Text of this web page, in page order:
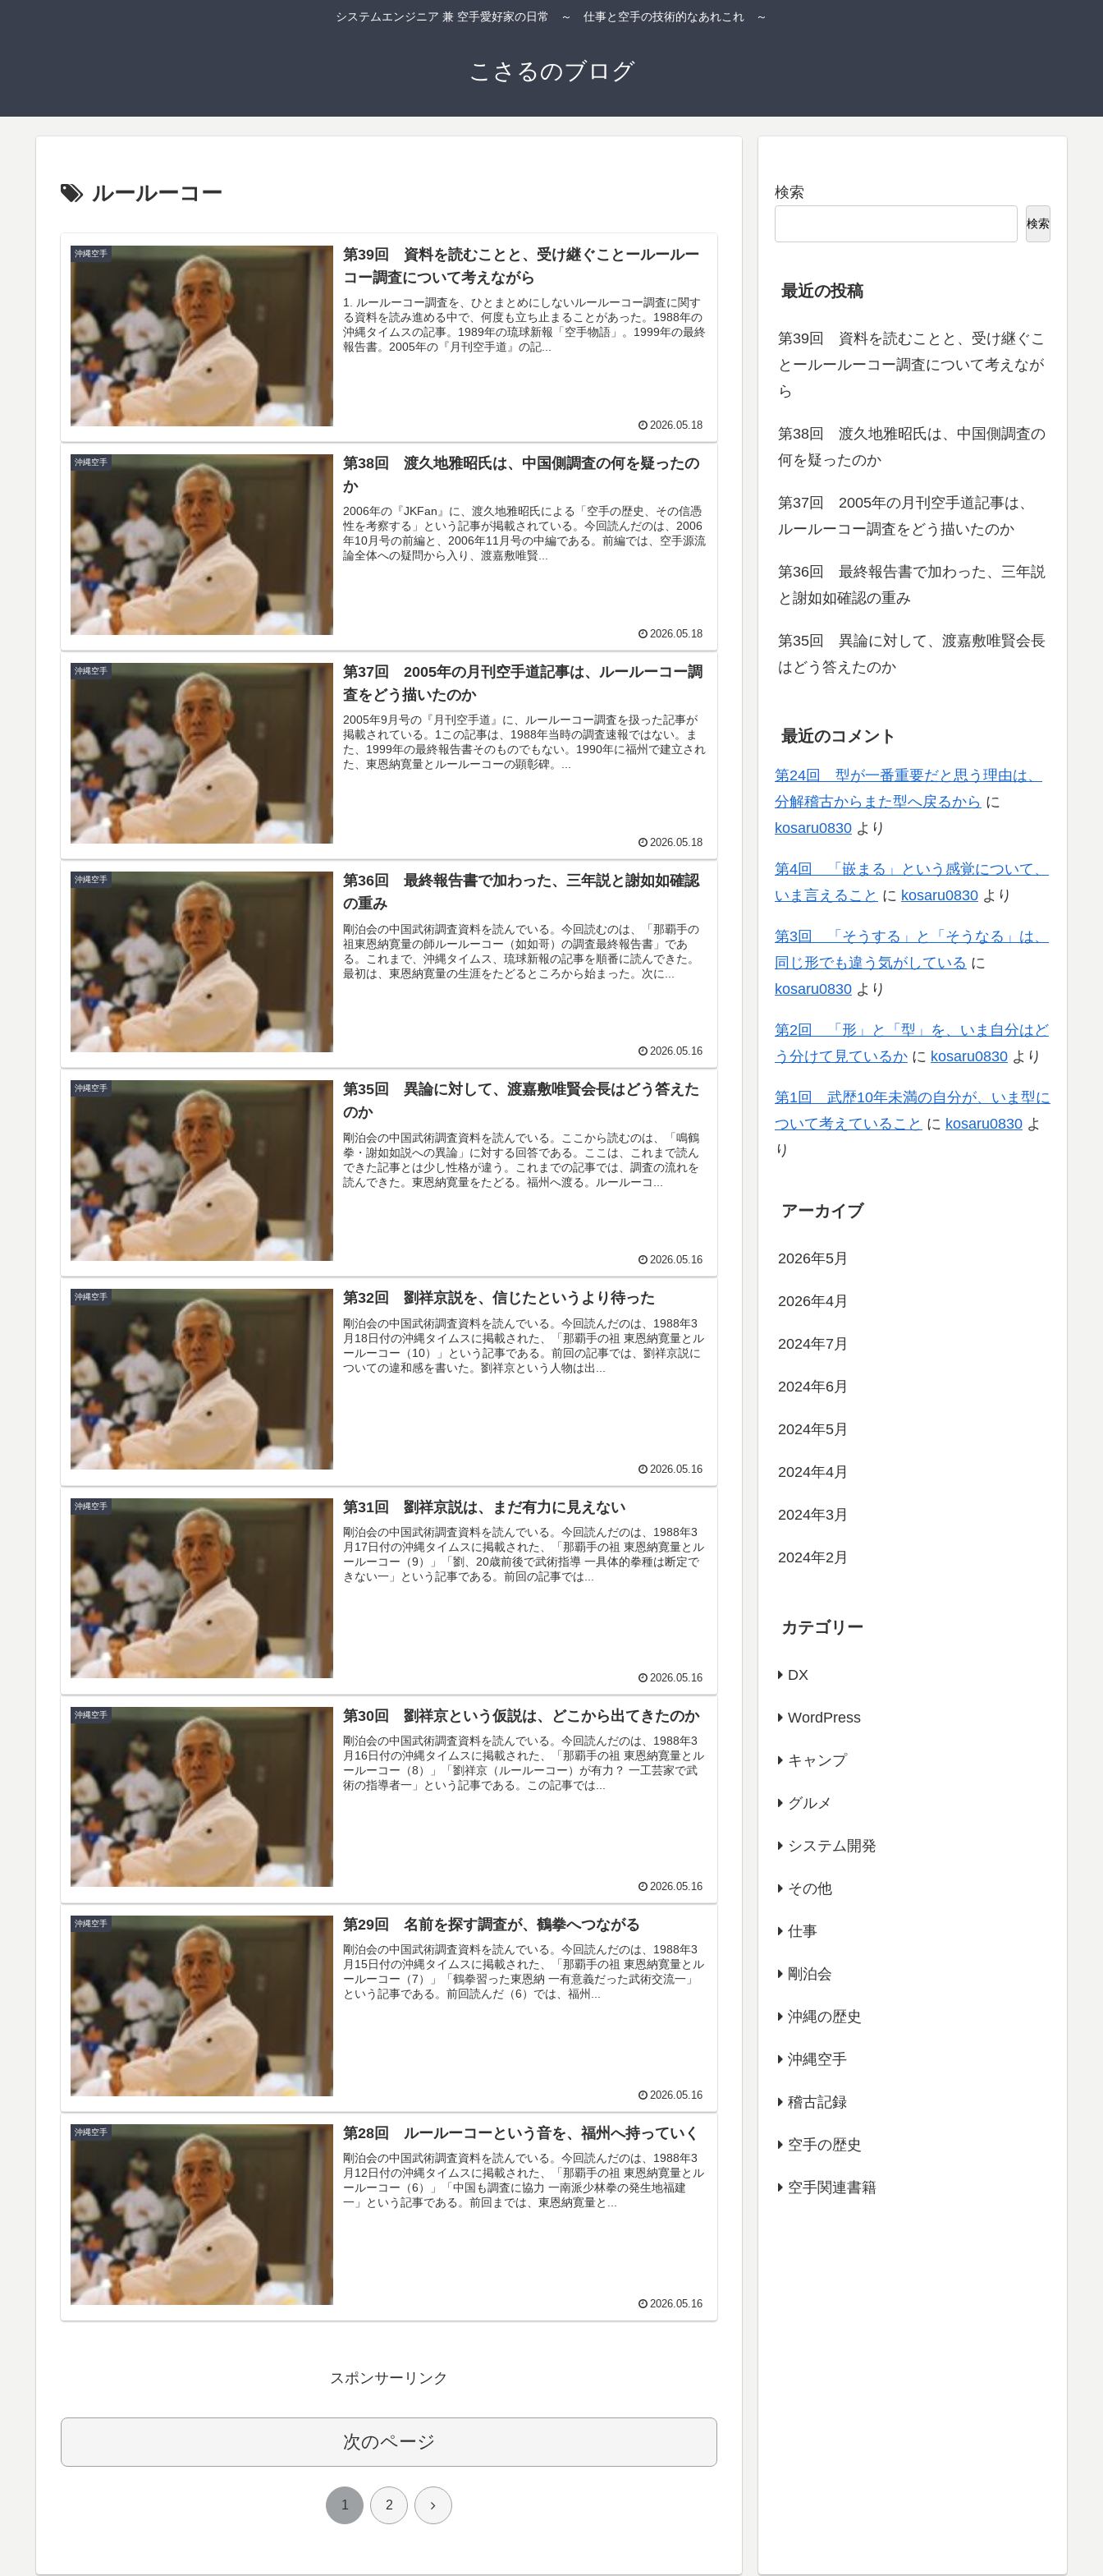
システムエンジニア 兼 空手愛好家の日常 ～ 仕事と空手の技術的なあれこれ ～
こさるのブログ
ルールーコー
沖縄空手
第39回 資料を読むことと、受け継ぐことールールー
コー調査について考えながら
1. ルールーコー調査を、ひとまとめにしないルールーコー調査に関す
る資料を読み進める中で、何度も立ち止まることがあった。1988年の
沖縄タイムスの記事。1989年の琉球新報「空手物語」。1999年の最終
報告書。2005年の『月刊空手道』の記...
2026.05.18
沖縄空手
第38回 渡久地雅昭氏は、中国側調査の何を疑ったの
か
2006年の『JKFan』に、渡久地雅昭氏による「空手の歴史、その信憑
性を考察する」という記事が掲載されている。今回読んだのは、2006
年10月号の前編と、2006年11月号の中編である。前編では、空手源流
論全体への疑問から入り、渡嘉敷唯賢...
2026.05.18
沖縄空手
第37回 2005年の月刊空手道記事は、ルールーコー調
査をどう描いたのか
2005年9月号の『月刊空手道』に、ルールーコー調査を扱った記事が
掲載されている。1この記事は、1988年当時の調査速報ではない。ま
た、1999年の最終報告書そのものでもない。1990年に福州で建立され
た、東恩納寛量とルールーコーの顕彰碑。...
2026.05.18
沖縄空手
第36回 最終報告書で加わった、三年説と謝如如確認
の重み
剛泊会の中国武術調査資料を読んでいる。今回読むのは、「那覇手の
祖東恩納寛量の師ルールーコー（如如哥）の調査最終報告書」であ
る。これまで、沖縄タイムス、琉球新報の記事を順番に読んできた。
最初は、東恩納寛量の生涯をたどるところから始まった。次に...
2026.05.16
沖縄空手
第35回 異論に対して、渡嘉敷唯賢会長はどう答えた
のか
剛泊会の中国武術調査資料を読んでいる。ここから読むのは、「鳴鶴
拳・謝如如説への異論」に対する回答である。ここは、これまで読ん
できた記事とは少し性格が違う。これまでの記事では、調査の流れを
読んできた。東恩納寛量をたどる。福州へ渡る。ルールーコ...
2026.05.16
沖縄空手 第32回 劉祥京説を、信じたというより待った
剛泊会の中国武術調査資料を読んでいる。今回読んだのは、1988年3
月18日付の沖縄タイムスに掲載された、「那覇手の祖 東恩納寛量とル
ールーコー（10）」という記事である。前回の記事では、劉祥京説に
ついての違和感を書いた。劉祥京という人物は出...
2026.05.16
沖縄空手 第31回 劉祥京説は、まだ有力に見えない
剛泊会の中国武術調査資料を読んでいる。今回読んだのは、1988年3
月17日付の沖縄タイムスに掲載された、「那覇手の祖 東恩納寛量とル
ールーコー（9）」「劉、20歳前後で武術指導 一具体的拳種は断定で
きない一」という記事である。前回の記事では...
2026.05.16
沖縄空手 第30回 劉祥京という仮説は、どこから出てきたのか
剛泊会の中国武術調査資料を読んでいる。今回読んだのは、1988年3
月16日付の沖縄タイムスに掲載された、「那覇手の祖 東恩納寛量とル
ールーコー（8）」「劉祥京（ルールーコー）が有力？ 一工芸家で武
術の指導者一」という記事である。この記事では...
2026.05.16
沖縄空手 第29回 名前を探す調査が、鶴拳へつながる
剛泊会の中国武術調査資料を読んでいる。今回読んだのは、1988年3
月15日付の沖縄タイムスに掲載された、「那覇手の祖 東恩納寛量とル
ールーコー（7）」「鶴拳習った東恩納 一有意義だった武術交流一」
という記事である。前回読んだ（6）では、福州...
2026.05.16
沖縄空手 第28回 ルールーコーという音を、福州へ持っていく
剛泊会の中国武術調査資料を読んでいる。今回読んだのは、1988年3
月12日付の沖縄タイムスに掲載された、「那覇手の祖 東恩納寛量とル
ールーコー（6）」「中国も調査に協力 一南派少林拳の発生地福建
一」という記事である。前回までは、東恩納寛量と...
2026.05.16
スポンサーリンク
次のページ
1 2 次
検索
検索
最近の投稿
第39回 資料を読むことと、受け継ぐこ
とールールーコー調査について考えなが
ら
第38回 渡久地雅昭氏は、中国側調査の
何を疑ったのか
第37回 2005年の月刊空手道記事は、
ルールーコー調査をどう描いたのか
第36回 最終報告書で加わった、三年説
と謝如如確認の重み
第35回 異論に対して、渡嘉敷唯賢会長
はどう答えたのか
最近のコメント
第24回 型が一番重要だと思う理由は、
分解稽古からまた型へ戻るから に
kosaru0830 より
第4回 「嵌まる」という感覚について、
いま言えること に kosaru0830 より
第3回 「そうする」と「そうなる」は、
同じ形でも違う気がしている に
kosaru0830 より
第2回 「形」と「型」を、いま自分はど
う分けて見ているか に kosaru0830 より
第1回 武歴10年未満の自分が、いま型に
ついて考えていること に kosaru0830 よ
り
アーカイブ
2026年5月
2026年4月
2024年7月
2024年6月
2024年5月
2024年4月
2024年3月
2024年2月
カテゴリー
DX
WordPress
キャンプ
グルメ
システム開発
その他
仕事
剛泊会
沖縄の歴史
沖縄空手
稽古記録
空手の歴史
空手関連書籍